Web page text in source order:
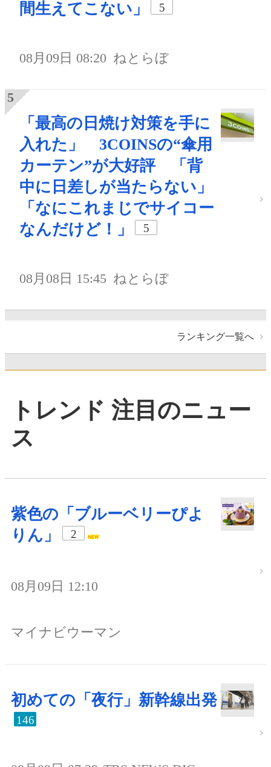
間生えてこない」
5
08月09日 08:20 ねとらぼ
「最高の日焼け対策を手に
入れた」 3COINSの“傘用
カーテン”が大好評 「背
中に日差しが当たらない」
「なにこれまじでサイコー
なんだけど！」
5
08月08日 15:45 ねとらぼ
ランキング一覧へ
トレンド 注目のニュー
ス
紫色の「ブルーベリーぴよ
りん」
2
08月09日 12:10
マイナビウーマン
初めての「夜行」新幹線出発
146